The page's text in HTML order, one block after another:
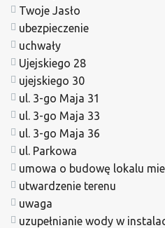
Twoje Jasło
ubezpieczenie
uchwały
Ujejskiego 28
ujejskiego 30
ul. 3-go Maja 31
ul. 3-go Maja 33
ul. 3-go Maja 36
ul. Parkowa
umowa o budowę lokalu
utwardzenie terenu
uwaga
uzupełnianie wody w